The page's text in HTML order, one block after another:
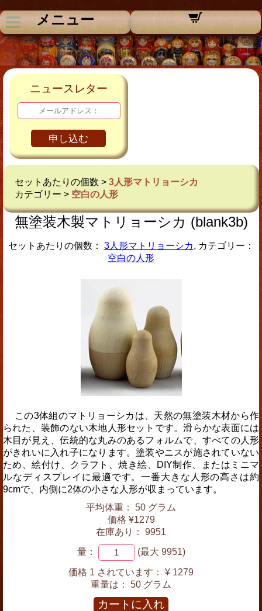
メニュー
ニュースレター
申し込む
セットあたりの個数 > 3人形マトリョーシカ
カテゴリー > 空白の人形
無塗装木製マトリョーシカ (blank3b)
セットあたりの個数： 3人形マトリョーシカ, カテゴリー：
空白の人形
この3体組のマトリョーシカは、天然の無塗装木材から作
られた、装飾のない木地人形セットです。滑らかな表面には
木目が見え、伝統的な丸みのあるフォルムで、すべての人形
がきれいに入れ子になります。塗装やニスが施されていない
ため、絵付け、クラフト、焼き絵、DIY制作、またはミニマ
ルなディスプレイに最適です。一番大きな人形の高さは約
9cmで、内側に2体の小さな人形が収まっています。
平均体重： 50 グラム
価格 ¥1279
在庫あり： 9951
量： (最大 9951)
価格 1 されています：
¥ 1279
重量は： 50 グラム
カートに入れ